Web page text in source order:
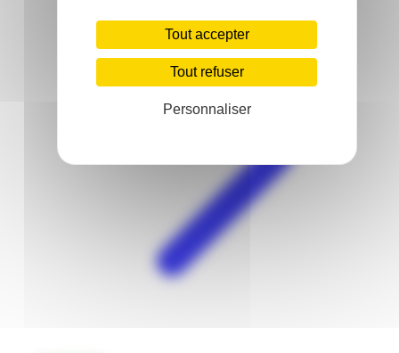
Tout accepter
Tout refuser
Personnaliser